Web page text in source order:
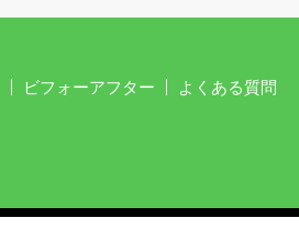
ビフォーアフター よくある質問